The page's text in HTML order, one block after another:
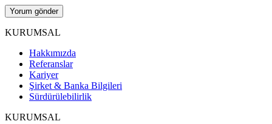
KURUMSAL
Hakkımızda
Referanslar
Kariyer
Şirket & Banka Bilgileri
Sürdürülebilirlik
KURUMSAL